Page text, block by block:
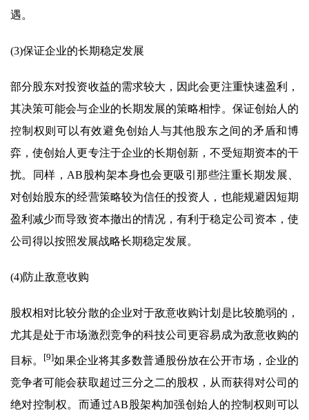
遇。
(3)保证企业的长期稳定发展
部分股东对投资收益的需求较大，因此会更注重快速盈利，
其决策可能会与企业的长期发展的策略相悖。保证创始人的
控制权则可以有效避免创始人与其他股东之间的矛盾和博
弈，使创始人更专注于企业的长期创新，不受短期资本的干
扰。同样，AB股构架本身也会更吸引那些注重长期发展、
对创始股东的经营策略较为信任的投资人，也能规避因短期
盈利减少而导致资本撤出的情况，有利于稳定公司资本，使
公司得以按照发展战略长期稳定发展。
(4)防止敌意收购
股权相对比较分散的企业对于敌意收购计划是比较脆弱的，
尤其是处于市场激烈竞争的科技公司更容易成为敌意收购的
目标。 [9]如果企业将其多数普通股份放在公开市场，企业的
竞争者可能会获取超过三分之二的股权，从而获得对公司的
绝对控制权。而通过AB股架构加强创始人的控制权则可以